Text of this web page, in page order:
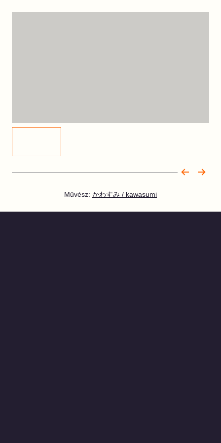
Művész: かわすみ / kawasumi